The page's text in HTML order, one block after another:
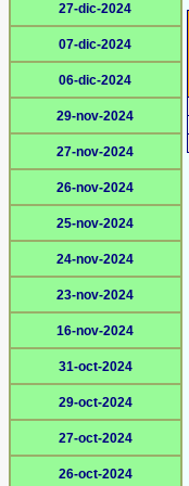
27-dic-2024
07-dic-2024
06-dic-2024
29-nov-2024
27-nov-2024
26-nov-2024
25-nov-2024
24-nov-2024
23-nov-2024
16-nov-2024
31-oct-2024
29-oct-2024
27-oct-2024
26-oct-2024